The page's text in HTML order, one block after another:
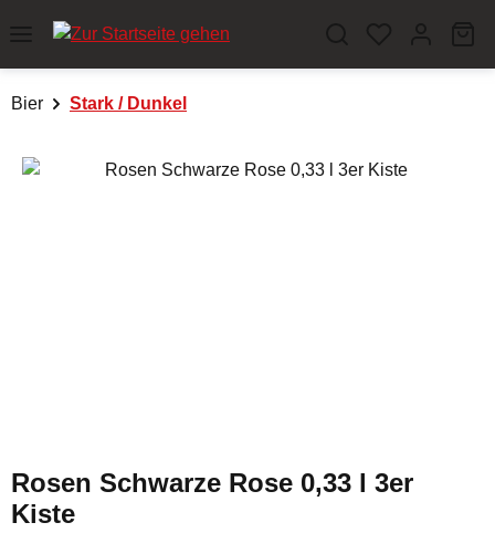
Zum Hauptinhalt springen
Bier Stark / Dunkel
Bildergalerie überspringen
Rosen Schwarze Rose 0,33 l 3er
Kiste